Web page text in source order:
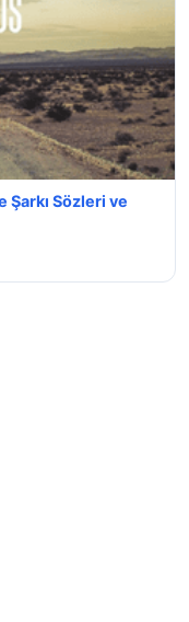
Şarkı Sözleri ve